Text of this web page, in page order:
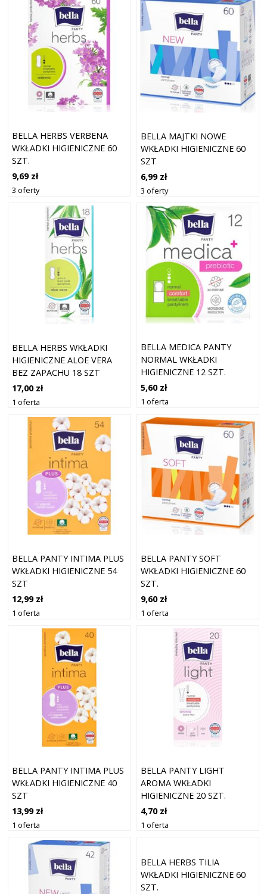
BELLA HERBS VERBENA
WKŁADKI HIGIENICZNE 60
SZT.
9,69 zł
3 oferty
BELLA MAJTKI NOWE
WKŁADKI HIGIENICZNE 60
SZT
6,99 zł
3 oferty
BELLA HERBS WKŁADKI
HIGIENICZNE ALOE VERA
BEZ ZAPACHU 18 SZT
17,00 zł
1 oferta
BELLA MEDICA PANTY
NORMAL WKŁADKI
HIGIENICZNE 12 SZT.
5,60 zł
1 oferta
BELLA PANTY INTIMA PLUS
WKŁADKI HIGIENICZNE 54
SZT
12,99 zł
1 oferta
BELLA PANTY SOFT
WKŁADKI HIGIENICZNE 60
SZT.
9,60 zł
1 oferta
BELLA PANTY INTIMA PLUS
WKŁADKI HIGIENICZNE 40
SZT
13,99 zł
1 oferta
BELLA PANTY LIGHT
AROMA WKŁADKI
HIGIENICZNE 20 SZT.
4,70 zł
1 oferta
BELLA HERBS TILIA
WKŁADKI HIGIENICZNE 60
SZT.